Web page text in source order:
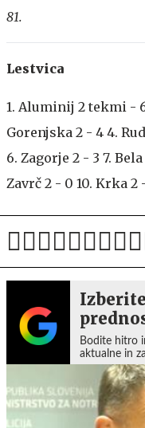
81.
Lestvica
1. Aluminij 2 tekmi -
Gorenjska 2 - 4 4.
6. Zagorje 2 - 3 7.
Zavrč 2 - 0 10. Krka 2
Bodite hitro
aktualne in